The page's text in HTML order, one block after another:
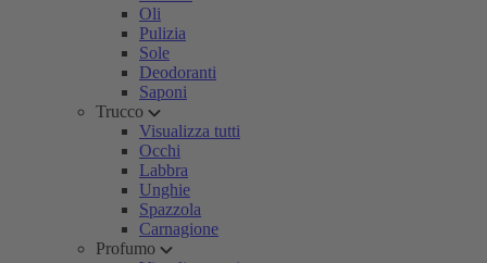
Oli
Pulizia
Sole
Deodoranti
Saponi
Trucco
Visualizza tutti
Occhi
Labbra
Unghie
Spazzola
Carnagione
Profumo